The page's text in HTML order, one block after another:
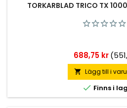
TORKARBLAD TRICO TX
Pris
688,75 kr
 Lägg till i
 Finns i